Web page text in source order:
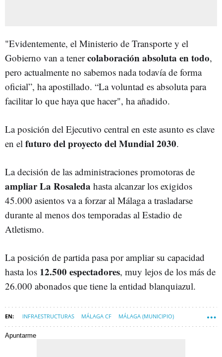
"Evidentemente, el Ministerio de Transporte y el
Gobierno van a tenercolaboración absoluta en todo,
pero actualmente no sabemos nada todavía de forma
oficial”, ha apostillado. “La voluntad es absoluta para
facilitar lo que haya que hacer", ha añadido.
La posición del Ejecutivo central en este asunto es clave
en el futuro del proyecto del Mundial 2030.
La decisión de las administraciones promotoras de
ampliar La Rosaleda hasta alcanzar los exigidos
45.000 asientos va a forzar al Málaga a trasladarse
durante al menos dos temporadas al Estadio de
Atletismo.
La posición de partida pasa por ampliar su capacidad
hasta los 12.500 espectadores, muy lejos de los más de
26.000 abonados que tiene la entidad blanquiazul.
INFRAESTRUCTURAS MÁLAGA CF MÁLAGA (MUNICIPIO)
GOBIERNO DE ESPAÑA
Apuntarme